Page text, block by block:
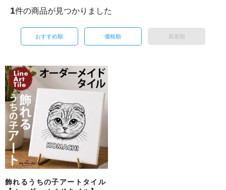
1件の商品が見つかりました
おすすめ順 価格順 新着順
飾れるうちの子アートタイル